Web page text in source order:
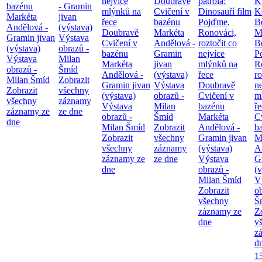
bazénu
Markéta
Andělová -
Gramin jivan
(výstava)
Výstava
obrazů -
Milan Šmíd
Zobrazit
všechny
záznamy ze
dne
- Gramin
jivan
(výstava)
Výstava
obrazů -
Milan
Šmíd
Zobrazit
všechny
záznamy
ze dne
mlýnků na
řece
Doubravě
Cvičení v
bazénu
Markéta
Andělová -
Gramin jivan
(výstava)
Výstava
obrazů -
Milan Šmíd
Zobrazit
všechny
záznamy ze
dne
Cvičení v
bazénu
Markéta
Andělová -
Gramin
jivan
(výstava)
Výstava
obrazů -
Milan
Šmíd
Zobrazit
všechny
záznamy
ze dne
Dinosauří film
Pojďme,
Ronováci,
roztočit co
nejvíce
mlýnků na
řece
Doubravě
Cvičení v
bazénu
Markéta
Andělová -
Gramin jivan
(výstava)
Výstava
obrazů -
Milan Šmíd
Zobrazit
všechny
záznamy ze
dne